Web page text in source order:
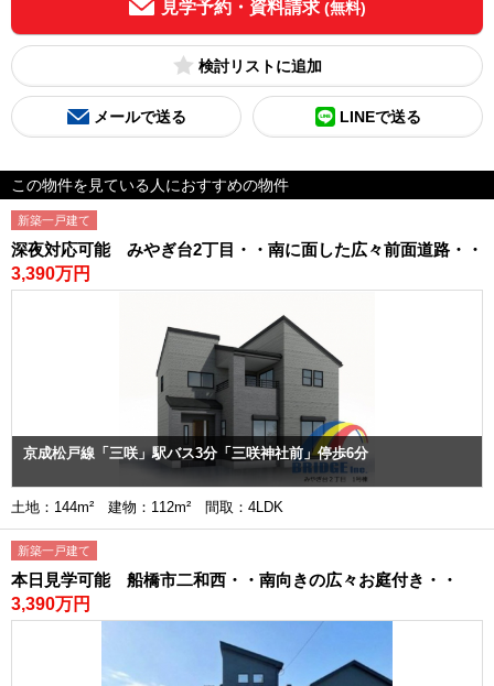
見学予約・資料請求 (無料)
検討リスト
メールで送る LINEで送る
この物件を見ている人におすすめの物件
新築一戸建て
深夜対応可能 みやぎ台2丁目・・南に面した広々前面道路・・
3,390万円
京成松戸線「三咲」駅バス3分「三咲神社前」停歩6分
土地：144m² 建物：112m² 間取：4LDK
新築一戸建て
本日見学可能 船橋市二和西・・南向きの広々お庭付き・・
3,390万円